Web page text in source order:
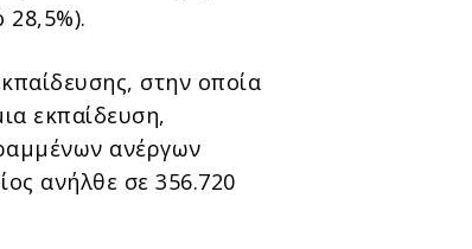
στην οποία
εκπαίδευση,
ανέργων
ανήλθε σε 356.720